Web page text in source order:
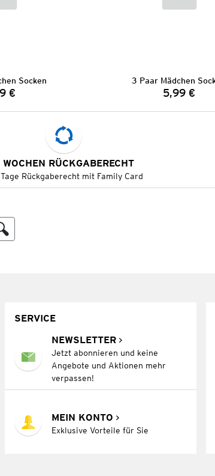
Socken
€
3 Paar Mädchen
Preis:
5,99 €
RÜCKGABERECHT
Rückgaberecht mit Family Card
SERVICE
NEWSLETTER
Jetzt abonnieren und keine
Angebote und Aktionen mehr
verpassen!
MEIN KONTO
Exklusive Vorteile für Sie